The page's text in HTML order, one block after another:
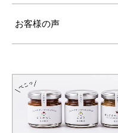
お客様の声